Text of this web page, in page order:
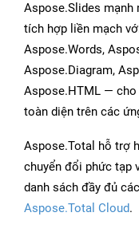
Aspose.Slides mạnh
tích hợp liền mạch
Aspose.Words,
Aspose.Diagram,
Aspose.HTML — cho
toàn diện trên các
Aspose.Total hỗ trợ
chuyển đổi phức tạp
danh sách đầy đủ
Aspose.Total Cloud.